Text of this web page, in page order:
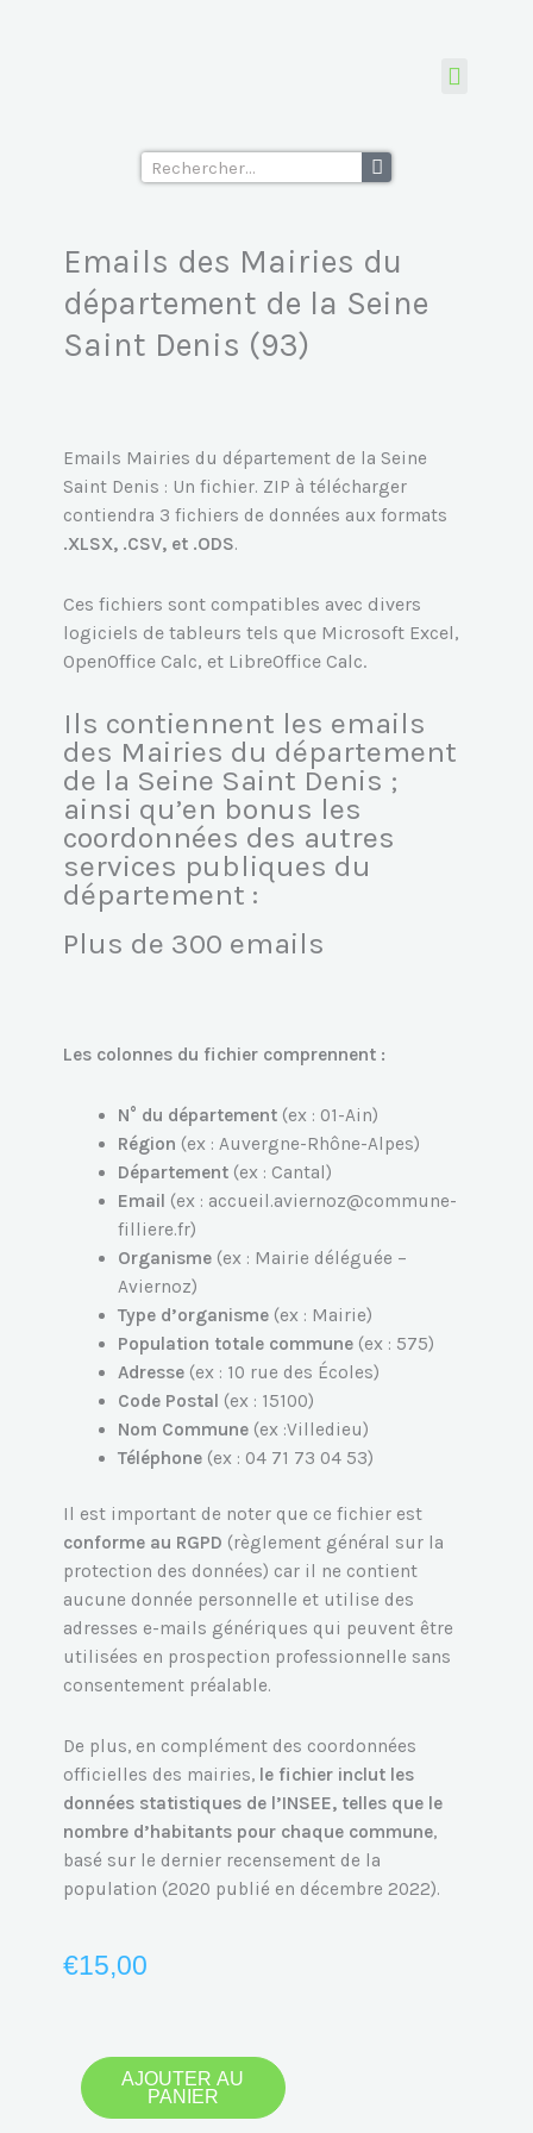
Rechercher
Emails des Mairies du
département de la Seine
Saint Denis (93)
Emails Mairies du département de la Seine
Saint Denis : Un fichier. ZIP à télécharger
contiendra 3 fichiers de données aux formats
.XLSX, .CSV, et .ODS.
Ces fichiers sont compatibles avec divers
logiciels de tableurs tels que Microsoft Excel,
OpenOffice Calc, et LibreOffice Calc.
Ils contiennent les emails
des Mairies du département
de la Seine Saint Denis ;
ainsi qu’en bonus les
coordonnées des autres
services publiques du
département :
Plus de 300 emails
Les colonnes du fichier comprennent :
N° du département (ex : 01-Ain)
Région (ex : Auvergne-Rhône-Alpes)
Département (ex : Cantal)
Email (ex : accueil.aviernoz@commune-
filliere.fr)
Organisme (ex : Mairie déléguée –
Aviernoz)
Type d’organisme (ex : Mairie)
Population totale commune (ex : 575)
Adresse (ex : 10 rue des Écoles)
Code Postal (ex : 15100)
Nom Commune (ex :Villedieu)
Téléphone (ex : 04 71 73 04 53)
Il est important de noter que ce fichier est
conforme au RGPD (règlement général sur la
protection des données) car il ne contient
aucune donnée personnelle et utilise des
adresses e-mails génériques qui peuvent être
utilisées en prospection professionnelle sans
consentement préalable.
De plus, en complément des coordonnées
officielles des mairies, le fichier inclut les
données statistiques de l’INSEE, telles que le
nombre d’habitants pour chaque commune,
basé sur le dernier recensement de la
population (2020 publié en décembre 2022).
€15,00
quantité
de
AJOUTER AU
PANIER
Denis